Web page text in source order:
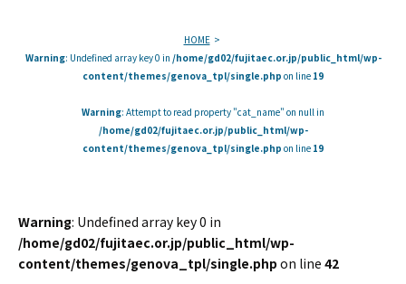
HOME
Warning: Undefined array key 0 in /home/gd02/fujitaec.or.jp/public_html/wp-
content/themes/genova_tpl/single.php on line 19
Warning: Attempt to read property "cat_name" on null in
/home/gd02/fujitaec.or.jp/public_html/wp-
content/themes/genova_tpl/single.php on line 19
Warning: Undefined array key 0 in
/home/gd02/fujitaec.or.jp/public_html/wp-
content/themes/genova_tpl/single.php on line 42